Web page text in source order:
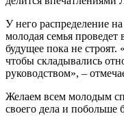
У него распределение
молодая семья
будущее пока не строят.
чтобы складывались
руководством», –
Желаем всем молодым
своего дела и побольше